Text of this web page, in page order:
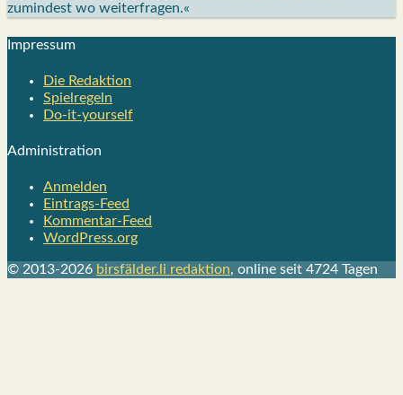
zumindest wo weiterfragen.«
Impres­sum
Die Redak­ti­on
Spiel­re­geln
Do-it-your­s­elf
Admi­nis­tra­ti­on
Anmelden
Eintrags-Feed
Kommentar-Feed
WordPress.org
© 2013-2026 birsfälder.li redaktion, online seit 4724 Tagen